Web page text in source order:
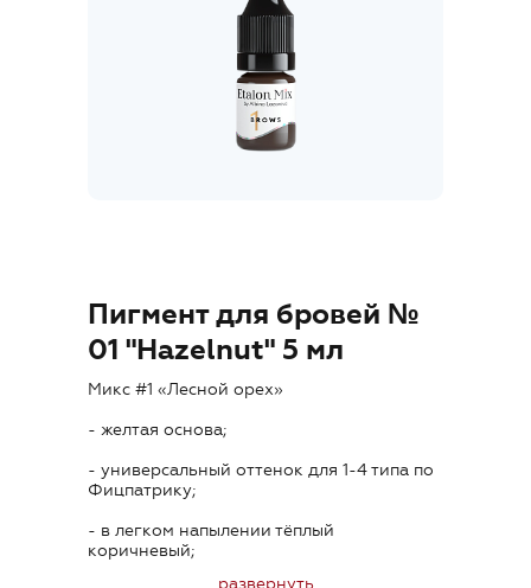
Продукция
Где купить
Обучение
RU
Пигмент для бровей №
01 "Hazelnut" 5 мл
Микс #1 «Лесной орех»
- желтая основа;
- универсальный оттенок для 1-4 типа по
Фицпатрику;
- в легком напылении тёплый
коричневый;
развернуть